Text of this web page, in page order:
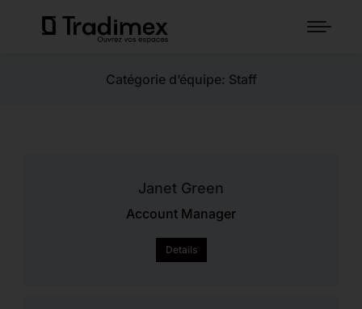
Catégorie d’équipe: Staff
Janet Green
Account Manager
Details